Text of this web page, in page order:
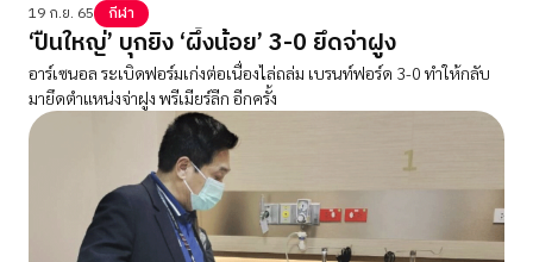
19 ก.ย. 65 กีฬา
‘ปืนใหญ่’ บุกยิง ‘ผึ้งน้อย’ 3-0 ยึดจ่าฝูง
อาร์เซนอล ระเบิดฟอร์มเก่งต่อเนื่องไล่ถล่ม เบรนท์ฟอร์ด 3-0 ทำให้กลับ
มายึดตำแหน่งจ่าฝูง พรีเมียร์ลีก อีกครั้ง